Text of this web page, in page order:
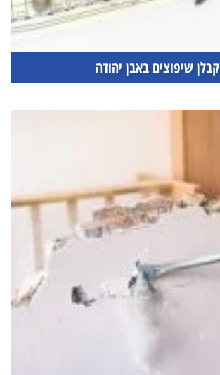
קבלן שיפוצים באבן יהודה